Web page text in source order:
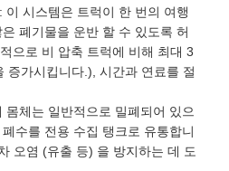
이 시스템은 트럭이 한 번의 여행
폐기물을 운반 할 수 있도록 허
으로 비 압축 트럭에 비해 최대 3
증가시킵니다.), 시간과 연료를 절
몸체는 일반적으로 밀폐되어 있으
수를 전용 수집 탱크로 유통합니
오염 (유출 등) 을 방지하는 데 도